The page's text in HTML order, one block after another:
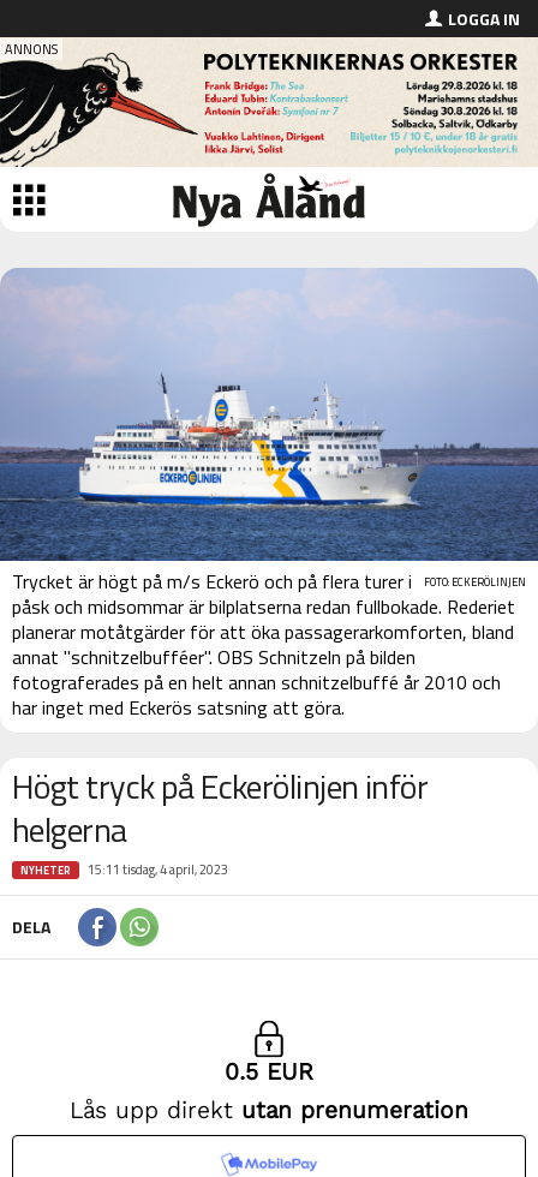
LOGGA IN
FOTO: ECKERÖLINJEN
Trycket är högt på m/s Eckerö och på flera turer i
påsk och midsommar är bilplatserna redan fullbokade. Rederiet
planerar motåtgärder för att öka passagerarkomforten, bland
annat "schnitzelbufféer". OBS Schnitzeln på bilden
fotograferades på en helt annan schnitzelbuffé år 2010 och
har inget med Eckerös satsning att göra.
Högt tryck på Eckerölinjen inför
helgerna
NYHETER 15:11 tisdag, 4 april, 2023
DELA